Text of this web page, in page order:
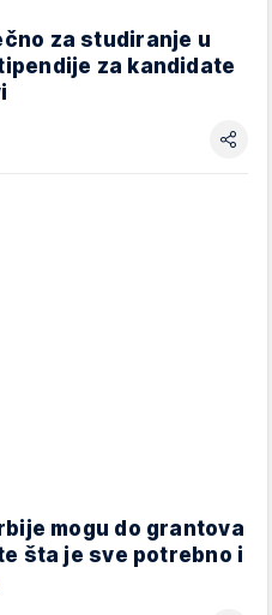
za studiranje u
za kandidate
mogu do grantova
šta je sve potrebno i